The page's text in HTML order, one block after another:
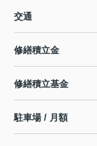
交通
修繕積立金
修繕積立基金
駐車場 / 月額